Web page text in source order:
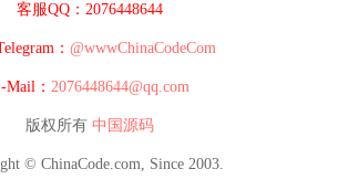
客服QQ：2076448644
： @wwwChinaCodeCom
Mail： 2076448644@qq.com
版权所有 中国源码
© ChinaCode.com, Since 2003.